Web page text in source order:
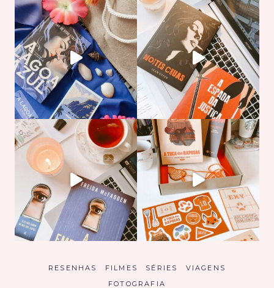
RESENHAS FILMES SÉRIES
VIAGENS
FOTOGRAFIA